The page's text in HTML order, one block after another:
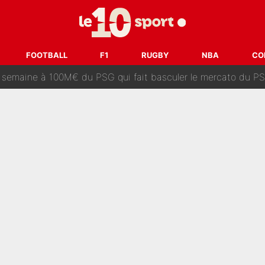
FOOTBALL F1 RUGBY NBA
Barcola trop cher pour Liverpool
la fake news : Le feuilleton continue !
à 100M€ du PSG qui fait basculer le mercato du